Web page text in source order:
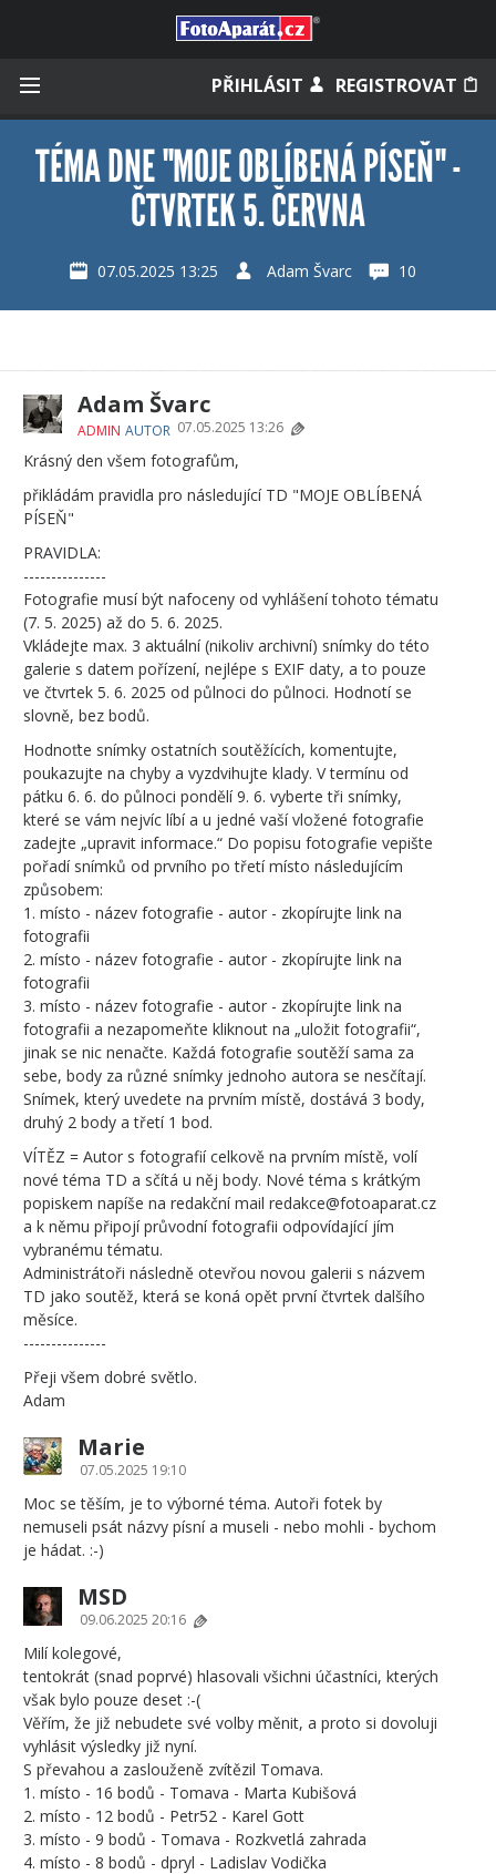
PŘIHLÁSIT REGISTROVAT
Zapamatovat
TÉMA DNE "MOJE OBLÍBENÁ PÍSEŇ" -
ČTVRTEK 5. ČERVNA
07.05.2025 13:25 Adam Švarc 10
Adam Švarc
ADMIN AUTOR 07.05.2025 13:26
Krásný den všem fotografům,
přikládám pravidla pro následující TD "MOJE OBLÍBENÁ
PÍSEŇ"
PRAVIDLA:
---------------
Fotografie musí být nafoceny od vyhlášení tohoto tématu
(7. 5. 2025) až do 5. 6. 2025.
Vkládejte max. 3 aktuální (nikoliv archivní) snímky do této
galerie s datem pořízení, nejlépe s EXIF daty, a to pouze
ve čtvrtek 5. 6. 2025 od půlnoci do půlnoci. Hodnotí se
slovně, bez bodů.
Hodnoťte snímky ostatních soutěžících, komentujte,
poukazujte na chyby a vyzdvihujte klady. V termínu od
pátku 6. 6. do půlnoci pondělí 9. 6. vyberte tři snímky,
které se vám nejvíc líbí a u jedné vaší vložené fotografie
zadejte „upravit informace.“ Do popisu fotografie vepište
pořadí snímků od prvního po třetí místo následujícím
způsobem:
1. místo - název fotografie - autor - zkopírujte link na
fotografii
2. místo - název fotografie - autor - zkopírujte link na
fotografii
3. místo - název fotografie - autor - zkopírujte link na
fotografii a nezapomeňte kliknout na „uložit fotografii“,
jinak se nic nenačte. Každá fotografie soutěží sama za
sebe, body za různé snímky jednoho autora se nesčítají.
Snímek, který uvedete na prvním místě, dostává 3 body,
druhý 2 body a třetí 1 bod.
VÍTĚZ = Autor s fotografií celkově na prvním místě, volí
nové téma TD a sčítá u něj body. Nové téma s krátkým
popiskem napíše na redakční mail redakce@fotoaparat.cz
a k němu připojí průvodní fotografii odpovídající jím
vybranému tématu.
Administrátoři následně otevřou novou galerii s názvem
TD jako soutěž, která se koná opět první čtvrtek dalšího
měsíce.
---------------
Přeji všem dobré světlo.
Adam
Marie
07.05.2025 19:10
Moc se těším, je to výborné téma. Autoři fotek by
nemuseli psát názvy písní a museli - nebo mohli - bychom
je hádat. :-)
MSD
09.06.2025 20:16
Milí kolegové,
tentokrát (snad poprvé) hlasovali všichni účastníci, kterých
však bylo pouze deset :-(
Věřím, že již nebudete své volby měnit, a proto si dovoluji
vyhlásit výsledky již nyní.
S převahou a zaslouženě zvítězil Tomava.
1. místo - 16 bodů - Tomava - Marta Kubišová
2. místo - 12 bodů - Petr52 - Karel Gott
3. místo - 9 bodů - Tomava - Rozkvetlá zahrada
4. místo - 8 bodů - dpryl - Ladislav Vodička